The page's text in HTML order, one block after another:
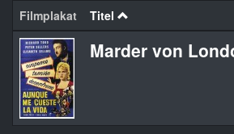
Filmplakat Titel
Marder von